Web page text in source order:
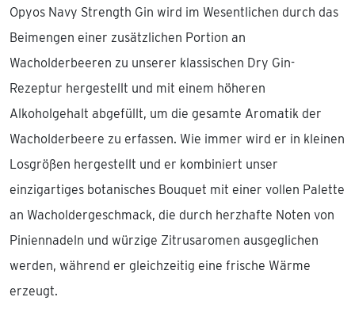
Opyos Navy Strength Gin wird im Wesentlichen durch das
Beimengen einer zusätzlichen Portion an
Wacholderbeeren zu unserer klassischen Dry Gin-
Rezeptur hergestellt und mit einem höheren
Alkoholgehalt abgefüllt, um die gesamte Aromatik der
Wacholderbeere zu erfassen. Wie immer wird er in kleinen
Losgrößen hergestellt und er kombiniert unser
einzigartiges botanisches Bouquet mit einer vollen Palette
an Wacholdergeschmack, die durch herzhafte Noten von
Piniennadeln und würzige Zitrusaromen ausgeglichen
werden, während er gleichzeitig eine frische Wärme
erzeugt.